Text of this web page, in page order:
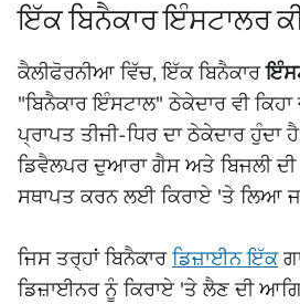
ਇੱਕ ਬਿਨੈਕਾਰ ਇੰਸਟਾਲਰ
ਕੈਲੀਫੋਰਨੀਆ ਵਿੱਚ, ਇੱਕ ਬਿਨੈਕਾਰ
"ਬਿਨੈਕਾਰ ਇੰਸਟਾਲ" ਠੇਕੇਦਾਰ ਵੀ
ਪ੍ਰਾਪਤ ਤੀਜੀ-ਧਿਰ ਦਾ ਠੇਕੇਦਾਰ ਹੁੰਦਾ
ਡਿਵੈਲਪਰ ਦੁਆਰਾ ਗੈਸ ਅਤੇ ਬਿਜਲੀ
ਸਥਾਪਤ ਕਰਨ ਲਈ ਕਿਰਾਏ 'ਤੇ ਲਿਆ
ਜਿਸ ਤਰ੍ਹਾਂ ਬਿਨੈਕਾਰਡਿਜ਼ਾਈਨ ਇੱਕ
ਡਿਜ਼ਾਈਨਰ ਨੂੰ ਕਿਰਾਏ 'ਤੇ ਲੈਣ ਦੀ